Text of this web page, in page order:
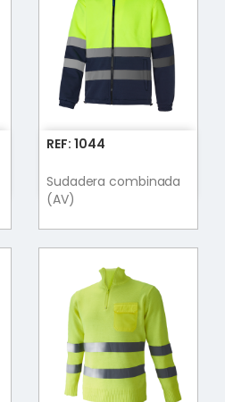
REF: 1044
Sudadera combinada
(AV)